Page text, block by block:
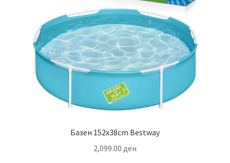
Базен 152х38cm Bestway
2,099.00 ден